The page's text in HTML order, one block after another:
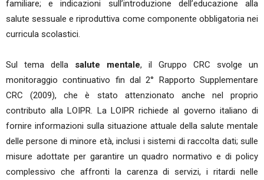
familiare; e indicazioni sull’introduzione dell’educazione alla
salute sessuale e riproduttiva come componente obbligatoria nei
curricula scolastici.
Sul tema della salute mentale, il Gruppo CRC svolge un
monitoraggio continuativo fin dal 2° Rapporto Supplementare
CRC (2009), che è stato attenzionato anche nel proprio
contributo alla LOIPR. La LOIPR richiede al governo italiano di
fornire informazioni sulla situazione attuale della salute mentale
delle persone di minore età, inclusi i sistemi di raccolta dati; sulle
misure adottate per garantire un quadro normativo e di policy
complessivo che affronti la carenza di servizi, i ritardi nelle